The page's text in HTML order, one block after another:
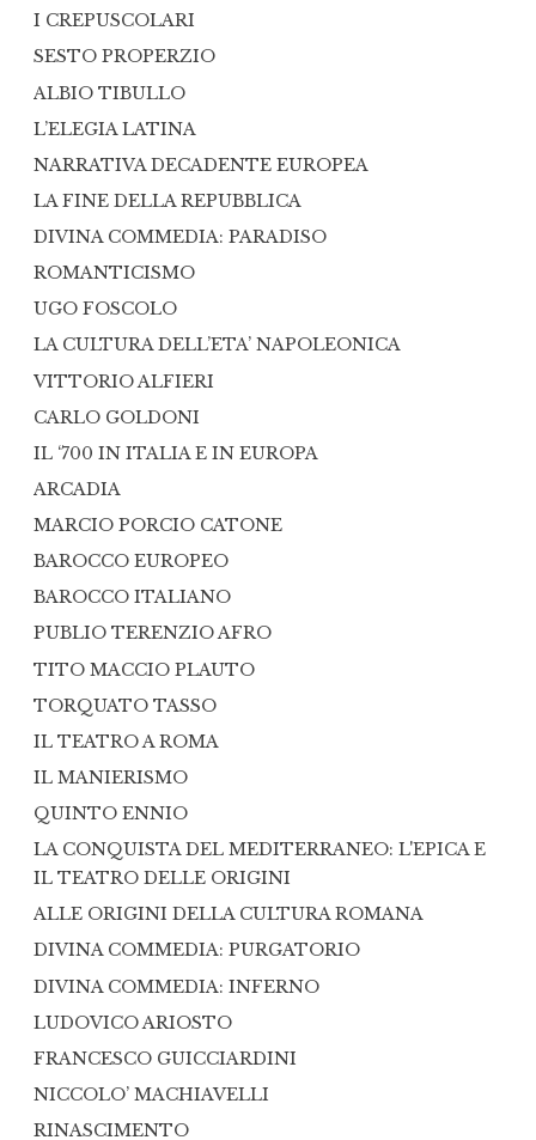
I CREPUSCOLARI
SESTO PROPERZIO
ALBIO TIBULLO
L’ELEGIA LATINA
NARRATIVA DECADENTE EUROPEA
LA FINE DELLA REPUBBLICA
DIVINA COMMEDIA: PARADISO
ROMANTICISMO
UGO FOSCOLO
LA CULTURA DELL’ETA’ NAPOLEONICA
VITTORIO ALFIERI
CARLO GOLDONI
IL ‘700 IN ITALIA E IN EUROPA
ARCADIA
MARCIO PORCIO CATONE
BAROCCO EUROPEO
BAROCCO ITALIANO
PUBLIO TERENZIO AFRO
TITO MACCIO PLAUTO
TORQUATO TASSO
IL TEATRO A ROMA
IL MANIERISMO
QUINTO ENNIO
LA CONQUISTA DEL MEDITERRANEO: L'EPICA E
IL TEATRO DELLE ORIGINI
ALLE ORIGINI DELLA CULTURA ROMANA
DIVINA COMMEDIA: PURGATORIO
DIVINA COMMEDIA: INFERNO
LUDOVICO ARIOSTO
FRANCESCO GUICCIARDINI
NICCOLO’ MACHIAVELLI
RINASCIMENTO